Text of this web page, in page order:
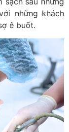
những khách
ê buốt.